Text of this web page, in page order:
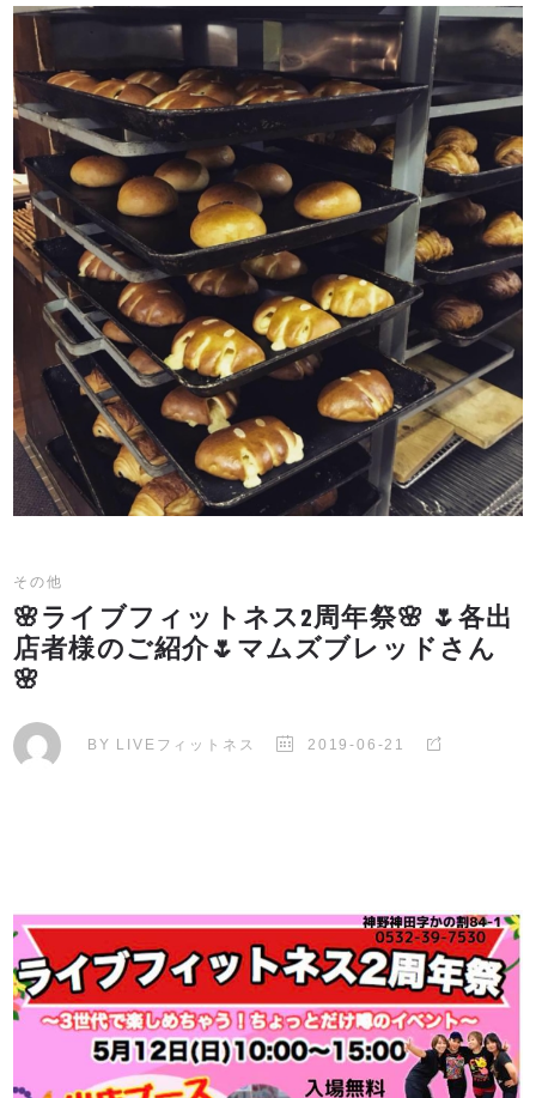
その他
🌸ライブフィットネス2周年祭🌸 🌷各出
店者様のご紹介🌷マムズブレッドさん
🌸
BY LIVEフィットネス 2019-06-21